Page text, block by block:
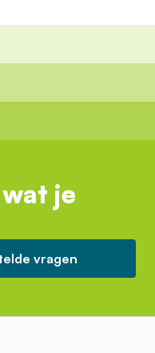
je
vragen